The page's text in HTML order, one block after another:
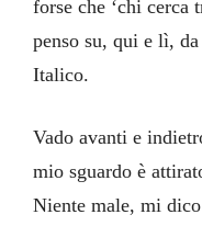
forse che ‘chi cerca
penso su, qui e lì,
Italico.
Vado avanti e
mio sguardo è
Niente male, mi